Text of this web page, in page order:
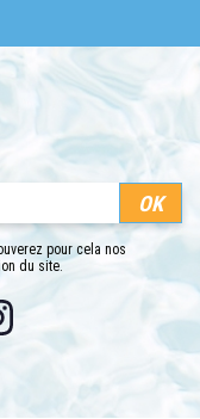
pour cela nos
du site.
Instagram